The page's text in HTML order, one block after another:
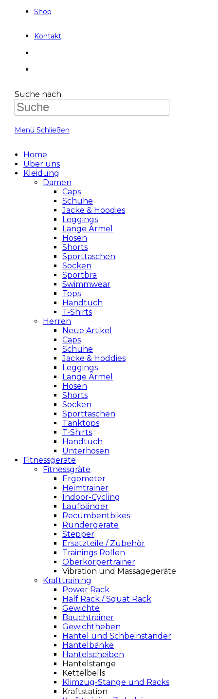
Shop
Kontakt
Suche nach:
Menü Schließen
Home
Über uns
Kleidung
Damen
Caps
Schuhe
Jacke & Hoodies
Leggings
Lange Ärmel
Hosen
Shorts
Sporttaschen
Socken
Sportbra
Swimmwear
Tops
Handtuch
T-Shirts
Herren
Neue Artikel
Caps
Schuhe
Jacke & Hoddies
Leggings
Lange Ärmel
Hosen
Shorts
Socken
Sporttaschen
Tanktops
T-Shirts
Handtuch
Unterhosen
Fitnessgeräte
Fitnessgräte
Ergometer
Heimtrainer
Indoor-Cycling
Laufbänder
Recumbentbikes
Rundergeräte
Stepper
Ersatzteile / Zubehör
Trainings Rollen
Oberkörpertrainer
Vibration und Massagegeräte
Krafttraining
Power Rack
Half Rack / Squat Rack
Gewichte
Bauchtrainer
Gewichtheben
Hantel und Schbeinständer
Hantelbänke
Hantelscheiben
Hantelstange
Kettelbells
Klimzug-Stange und Racks
Kraftstation